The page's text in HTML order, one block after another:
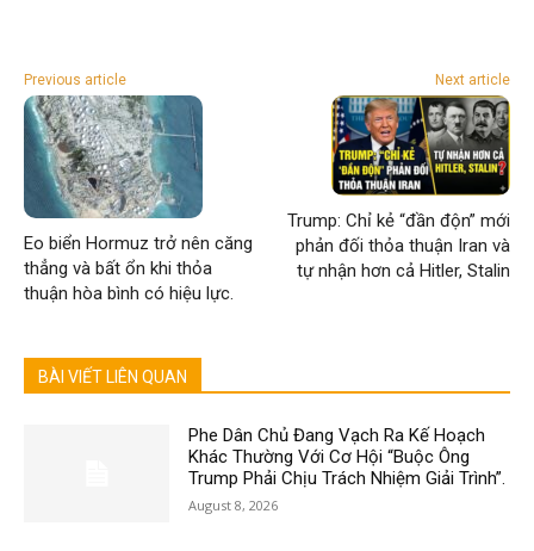
Previous article
Eo biển Hormuz trở nên căng
thẳng và bất ổn khi thỏa
thuận hòa bình có hiệu lực.
Next article
Trump: Chỉ kẻ “đần độn” mới
phản đối thỏa thuận Iran và
tự nhận hơn cả Hitler, Stalin
BÀI VIẾT LIÊN QUAN
Phe Dân Chủ Đang Vạch Ra Kế Hoạch
Khác Thường Với Cơ Hội “Buộc Ông
Trump Phải Chịu Trách Nhiệm Giải Trình”.
August 8, 2026